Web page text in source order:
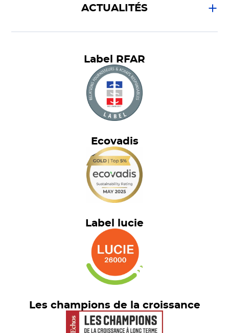
ACTUALITÉS
Label RFAR
Ecovadis
Label lucie
Les champions de la croissance